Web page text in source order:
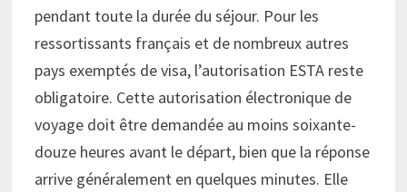
pendant toute la durée du séjour. Pour les
ressortissants français et de nombreux autres
pays exemptés de visa, l’autorisation ESTA reste
obligatoire. Cette autorisation électronique de
voyage doit être demandée au moins soixante-
douze heures avant le départ, bien que la réponse
arrive généralement en quelques minutes. Elle